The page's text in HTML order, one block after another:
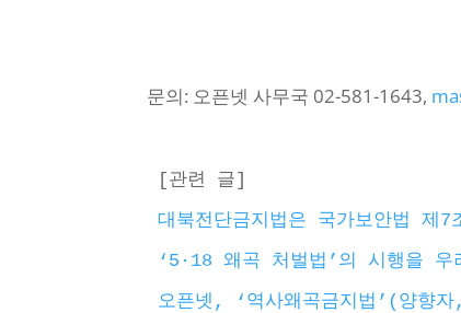
문의: 오픈넷 사무국 02-581-1643,
[관련 글]
대북전단금지법은 국가보안법 제
‘5·18 왜곡 처벌법’의 시행을 우
오픈넷, ‘역사왜곡금지법’(양향